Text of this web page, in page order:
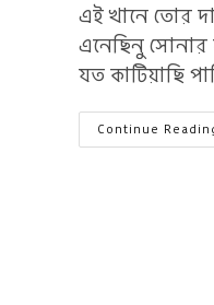
এই খানে তোর
এনেছিনু সোনার
যত কাটিয়াছি
Continue